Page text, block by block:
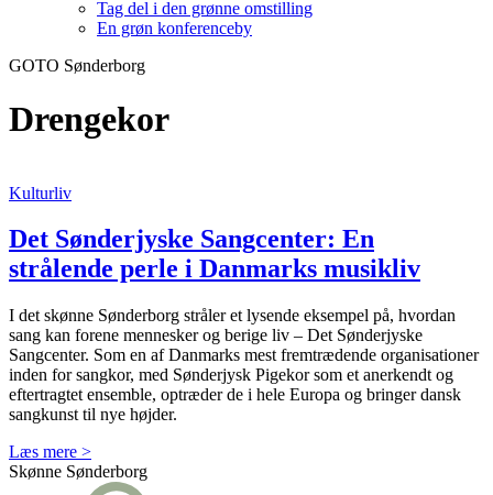
Tag del i den grønne omstilling
En grøn konferenceby
GOTO Sønderborg
Drengekor
Kulturliv
Det Sønderjyske Sangcenter: En
strålende perle i Danmarks musikliv
I det skønne Sønderborg stråler et lysende eksempel på, hvordan
sang kan forene mennesker og berige liv – Det Sønderjyske
Sangcenter. Som en af Danmarks mest fremtrædende organisationer
inden for sangkor, med Sønderjysk Pigekor som et anerkendt og
eftertragtet ensemble, optræder de i hele Europa og bringer dansk
sangkunst til nye højder.
Læs mere >
Skønne Sønderborg